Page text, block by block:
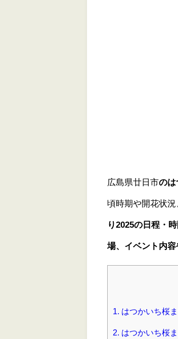
広島県廿日市のは
頃時期や開花状況
り2025の日程・
場、イベント内容
1. はつかいち桜
2. はつかいち桜